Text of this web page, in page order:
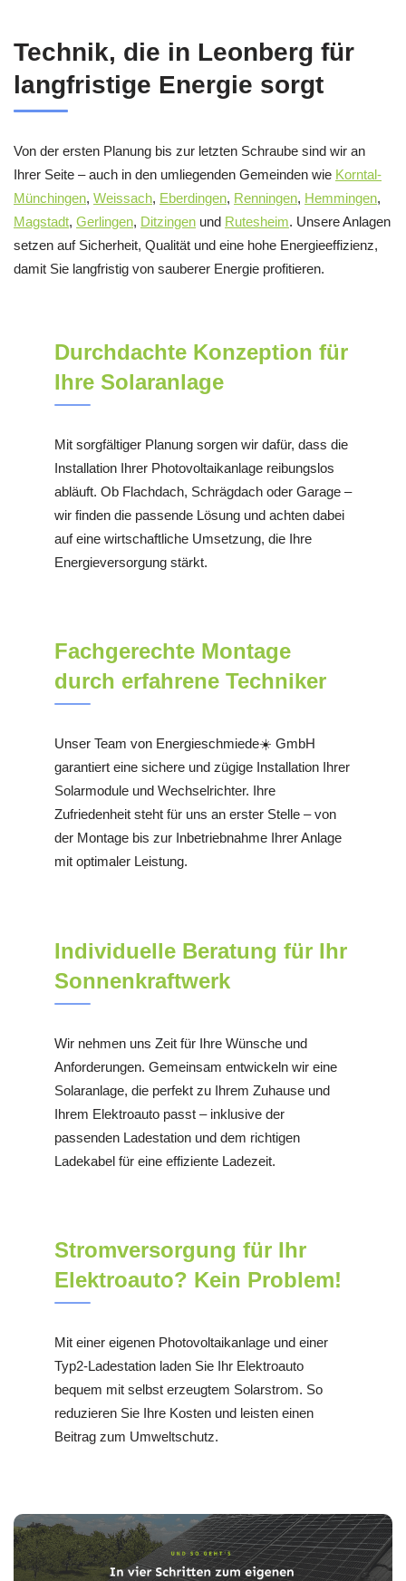
Technik, die in Leonberg für
langfristige Energie sorgt
Von der ersten Planung bis zur letzten Schraube sind wir an
Ihrer Seite – auch in den umliegenden Gemeinden wie Korntal-
Münchingen, Weissach, Eberdingen, Renningen, Hemmingen,
Magstadt, Gerlingen, Ditzingen und Rutesheim. Unsere Anlagen
setzen auf Sicherheit, Qualität und eine hohe Energieeffizienz,
damit Sie langfristig von sauberer Energie profitieren.
Durchdachte Konzeption für
Ihre Solaranlage
Mit sorgfältiger Planung sorgen wir dafür, dass die
Installation Ihrer Photovoltaikanlage reibungslos
abläuft. Ob Flachdach, Schrägdach oder Garage –
wir finden die passende Lösung und achten dabei
auf eine wirtschaftliche Umsetzung, die Ihre
Energieversorgung stärkt.
Fachgerechte Montage
durch erfahrene Techniker
Unser Team von Energieschmiede☀️ GmbH
garantiert eine sichere und zügige Installation Ihrer
Solarmodule und Wechselrichter. Ihre
Zufriedenheit steht für uns an erster Stelle – von
der Montage bis zur Inbetriebnahme Ihrer Anlage
mit optimaler Leistung.
Individuelle Beratung für Ihr
Sonnenkraftwerk
Wir nehmen uns Zeit für Ihre Wünsche und
Anforderungen. Gemeinsam entwickeln wir eine
Solaranlage, die perfekt zu Ihrem Zuhause und
Ihrem Elektroauto passt – inklusive der
passenden Ladestation und dem richtigen
Ladekabel für eine effiziente Ladezeit.
Stromversorgung für Ihr
Elektroauto? Kein Problem!
Mit einer eigenen Photovoltaikanlage und einer
Typ2-Ladestation laden Sie Ihr Elektroauto
bequem mit selbst erzeugtem Solarstrom. So
reduzieren Sie Ihre Kosten und leisten einen
Beitrag zum Umweltschutz.